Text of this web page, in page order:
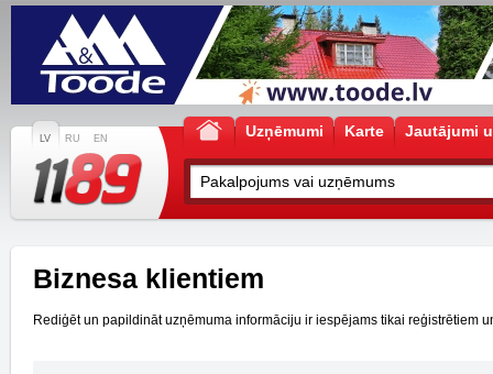
LV RU EN Uzņēmumi Karte Jautājumi
Biznesa klientiem
Rediģēt un papildināt uzņēmuma informāciju ir iespējams tikai reģistrētiem